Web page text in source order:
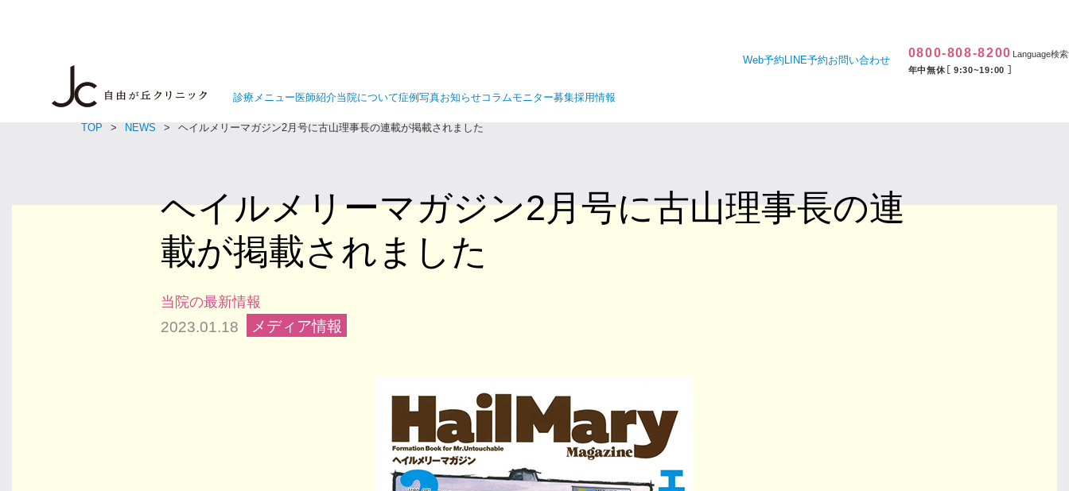
Web予約LINE予約お問い合わせ 0800-808-8200
年中無休［ 9:30~19:00 ］
Language検
診療メニュー医師紹介当院について症例写真お知らせコラムモニター募集採用情報
TOP NEWS ヘイルメリーマガジン2月号に古山理事長の連載が掲載されました
ヘイルメリーマガジン2月号に古山理事長の連
載が掲載されました
当院の最新情報
2023.01.18 メディア情報